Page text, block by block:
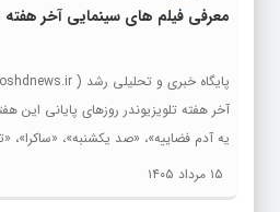
معرفی فیلم های سینمایی آخر هفته
آخر هفته تلویزیوندر روزهای پایانی این
یه آدم فضاییه»، «صد یکشنبه»، «ساکرا»،
دست»، «برون مرزی» و «دختری به نام
که این هفته از قاب شبکه های سیما پخش
۱۵ مرداد ۱۴۰۵